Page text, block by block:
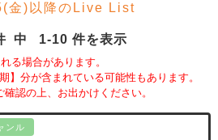
金)以降のLive List
中 1-10 件を表示
る場合があります。
】分が含まれている可能性もあります。
認の上、お出かけください。
ンル